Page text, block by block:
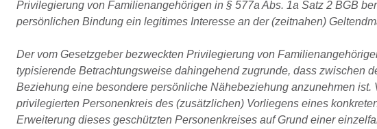
Privilegierung von Familienangehörigen in § 577a Abs. 1a Satz 2 BGB
persönlichen Bindung ein legitimes Interesse an der (zeitnahen)
Der vom Gesetzgeber bezweckten Privilegierung von
typisierende Betrachtungsweise dahingehend zugrunde, dass zwischen
Beziehung eine besondere persönliche Nähebeziehung anzunehmen
privilegierten Personenkreis des (zusätzlichen) Vorliegens eines
Erweiterung dieses geschützten Personenkreises auf Grund einer